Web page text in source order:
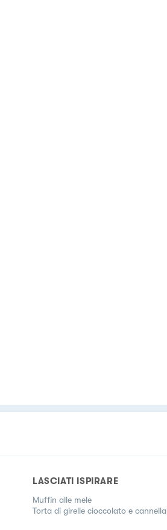
LASCIATI ISPIRARE
Muffin alle mele
Torta di girelle cioccolato e cannella